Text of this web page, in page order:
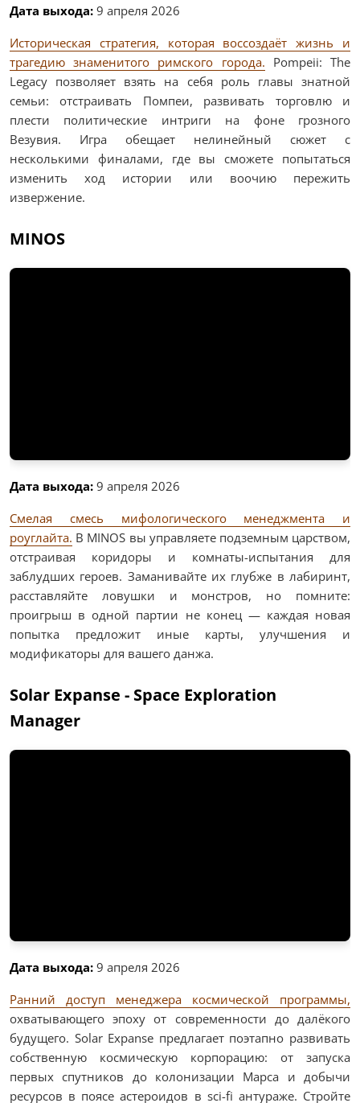
Дата выхода: 9 апреля 2026
Историческая стратегия, которая воссоздаёт жизнь и
трагедию знаменитого римского города. Pompeii: The
Legacy позволяет взять на себя роль главы знатной
семьи: отстраивать Помпеи, развивать торговлю и
плести политические интриги на фоне грозного
Везувия. Игра обещает нелинейный сюжет с
несколькими финалами, где вы сможете попытаться
изменить ход истории или воочию пережить
извержение.
MINOS
Дата выхода: 9 апреля 2026
Смелая смесь мифологического менеджмента и
роуглайта. В MINOS вы управляете подземным царством,
отстраивая коридоры и комнаты-испытания для
заблудших героев. Заманивайте их глубже в лабиринт,
расставляйте ловушки и монстров, но помните:
проигрыш в одной партии не конец — каждая новая
попытка предложит иные карты, улучшения и
модификаторы для вашего данжа.
Solar Expanse - Space Exploration
Manager
Дата выхода: 9 апреля 2026
Ранний доступ менеджера космической программы,
охватывающего эпоху от современности до далёкого
будущего. Solar Expanse предлагает поэтапно развивать
собственную космическую корпорацию: от запуска
первых спутников до колонизации Марса и добычи
ресурсов в поясе астероидов в sci-fi антураже. Стройте